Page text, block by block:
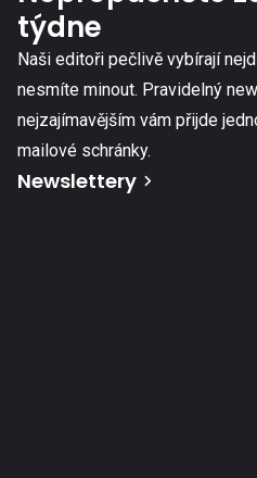
týdne
Naši editoři pečlivě vybírají
nesmíte minout. Pravidelný
nejzajímavějším vám přijde
mailové schránky.
Newslettery